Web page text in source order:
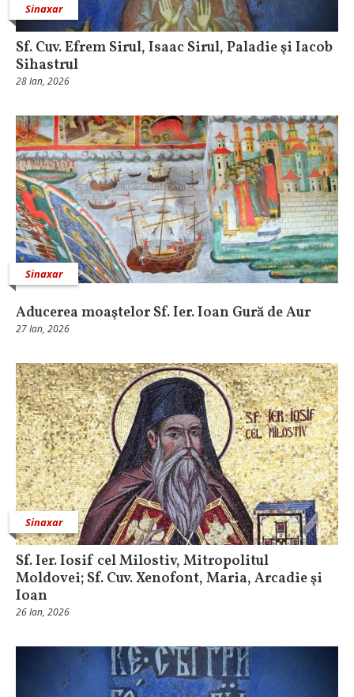
Sinaxar
Sf. Cuv. Efrem Sirul, Isaac Sirul, Paladie şi Iacob
Sihastrul
28 Ian, 2026
Sinaxar
Aducerea moaştelor Sf. Ier. Ioan Gură de Aur
27 Ian, 2026
Sinaxar
Sf. Ier. Iosif cel Milostiv, Mitropolitul
Moldovei; Sf. Cuv. Xenofont, Maria, Arcadie şi
Ioan
26 Ian, 2026